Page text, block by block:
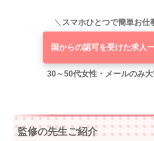
＼ スマホひとつで簡単お仕
国からの認可を受けた求人
30～50代女性・メールのみ大
監修の先生ご紹介